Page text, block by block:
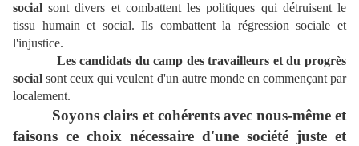
socialsont divers et combattent les politiques qui détruisent le
tissu humain et social. Ils combattent la régression sociale et
l'injustice.
Les candidats du camp des travailleurs et du progrès
socialsont ceux qui veulent d'un autre monde en commençant par
localement.
Soyons clairs et cohérents avec nous-même et
faisons ce choix nécessaire d'une société juste et